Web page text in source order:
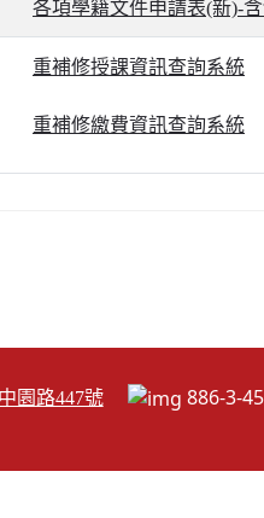
各項學籍文件申請表(新)-
重補修授課資訊查詢系統
重補修繳費資訊查詢系統
園路447號 886-3-